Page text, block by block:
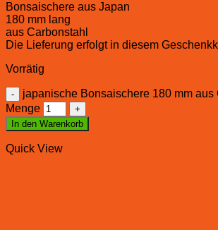
Bonsaischere aus Japan
180 mm lang
aus Carbonstahl
Die Lieferung erfolgt in diesem
Vorrätig
japanische Bonsaischere 180 mm aus
Menge
In den Warenkorb
Quick View